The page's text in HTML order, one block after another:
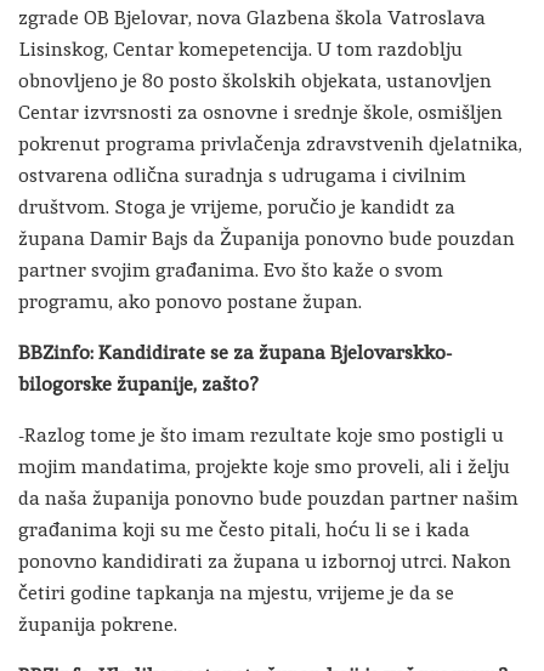
zgrade OB Bjelovar, nova Glazbena škola Vatroslava
Lisinskog, Centar komepetencija. U tom razdoblju
obnovljeno je 80 posto školskih objekata, ustanovljen
Centar izvrsnosti za osnovne i srednje škole, osmišljen
pokrenut programa privlačenja zdravstvenih djelatnika,
ostvarena odlična suradnja s udrugama i civilnim
društvom. Stoga je vrijeme, poručio je kandidt za
župana Damir Bajs da Županija ponovno bude pouzdan
partner svojim građanima. Evo što kaže o svom
programu, ako ponovo postane župan.
BBZinfo: Kandidirate se za župana Bjelovarskko-
bilogorske županije, zašto?
-Razlog tome je što imam rezultate koje smo postigli u
mojim mandatima, projekte koje smo proveli, ali i želju
da naša županija ponovno bude pouzdan partner našim
građanima koji su me često pitali, hoću li se i kada
ponovno kandidirati za župana u izbornoj utrci. Nakon
četiri godine tapkanja na mjestu, vrijeme je da se
županija pokrene.